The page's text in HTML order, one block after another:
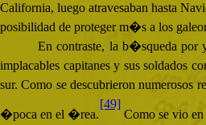
California, luego atravesaban hasta
posibilidad de proteger m�s a los
En contraste, la b�squeda por
implacables capitanes y sus soldados
sur. Como se descubrieron numerosos
�poca en el �rea.
[49]
Como se vio en